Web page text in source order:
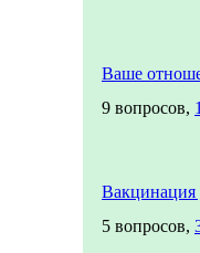
Ваше
9 вопросов,
Вакцинация
5 вопросов,